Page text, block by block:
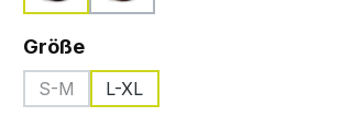
Größeauswählen
S-M
(Diese Option ist zurzeit nicht verfügbar.)
L-XL